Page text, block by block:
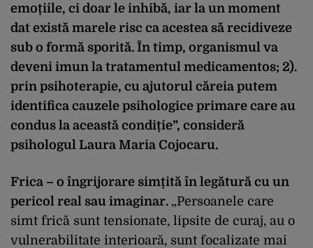
emoțiile, ci doar le inhibă, iar la un moment
dat există marele risc ca acestea să recidiveze
sub o formă sporită. În timp, organismul va
deveni imun la tratamentul medicamentos; 2).
prin psihoterapie, cu ajutorul căreia putem
identifica cauzele psihologice primare care au
condus la această condiție”, consideră
psihologul Laura Maria Cojocaru.
Frica – o îngrijorare simțită în legătură cu un
pericol real sau imaginar. „Persoanele care
simt frică sunt tensionate, lipsite de curaj, au o
vulnerabilitate interioară, sunt focalizate mai